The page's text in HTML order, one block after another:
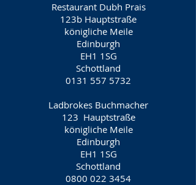
Restaurant Dubh Prais
123b Hauptstraße
königliche Meile
Edinburgh
EH1 1SG
Schottland
0131 557 5732
Ladbrokes Buchmacher
123 Hauptstraße
königliche Meile
Edinburgh
EH1 1SG
Schottland
0800 022 3454